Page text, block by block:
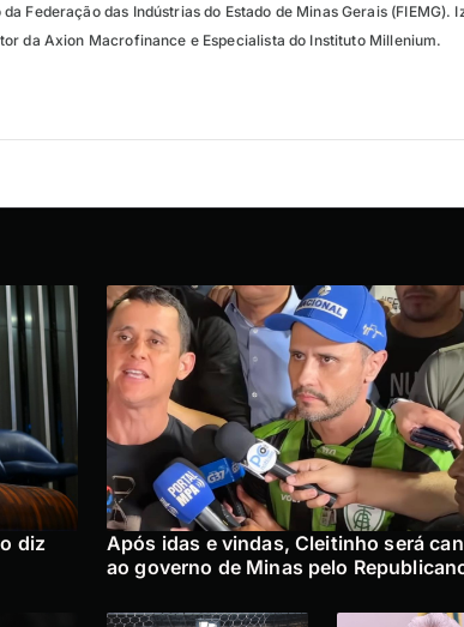
Federação das Indústrias do Estado de Minas Gerais (FIEMG).
da Axion Macrofinance e Especialista do Instituto Millenium.
diz
Após idas e vindas, Cleitinho será
ao governo de Minas pelo